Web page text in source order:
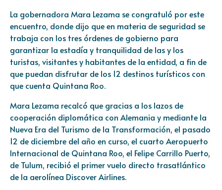
La gobernadora Mara Lezama se congratuló por este
encuentro, donde dijo que en materia de seguridad se
trabaja con los tres órdenes de gobierno para
garantizar la estadía y tranquilidad de las y los
turistas, visitantes y habitantes de la entidad, a fin de
que puedan disfrutar de los 12 destinos turísticos con
que cuenta Quintana Roo.
Mara Lezama recalcó que gracias a los lazos de
cooperación diplomática con Alemania y mediante la
Nueva Era del Turismo de la Transformación, el pasado
12 de diciembre del año en curso, el cuarto Aeropuerto
Internacional de Quintana Roo, el Felipe Carrillo Puerto,
de Tulum, recibió el primer vuelo directo trasatlántico
de la aerolínea Discover Airlines.